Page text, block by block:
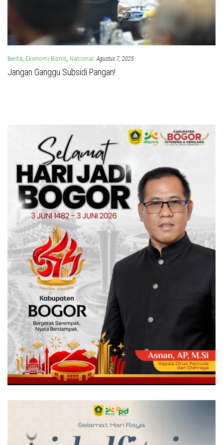
Berita Ekonomi-Bisnis Nasional Agustus 7, 2025
Jangan Ganggu Subsidi Pangan!